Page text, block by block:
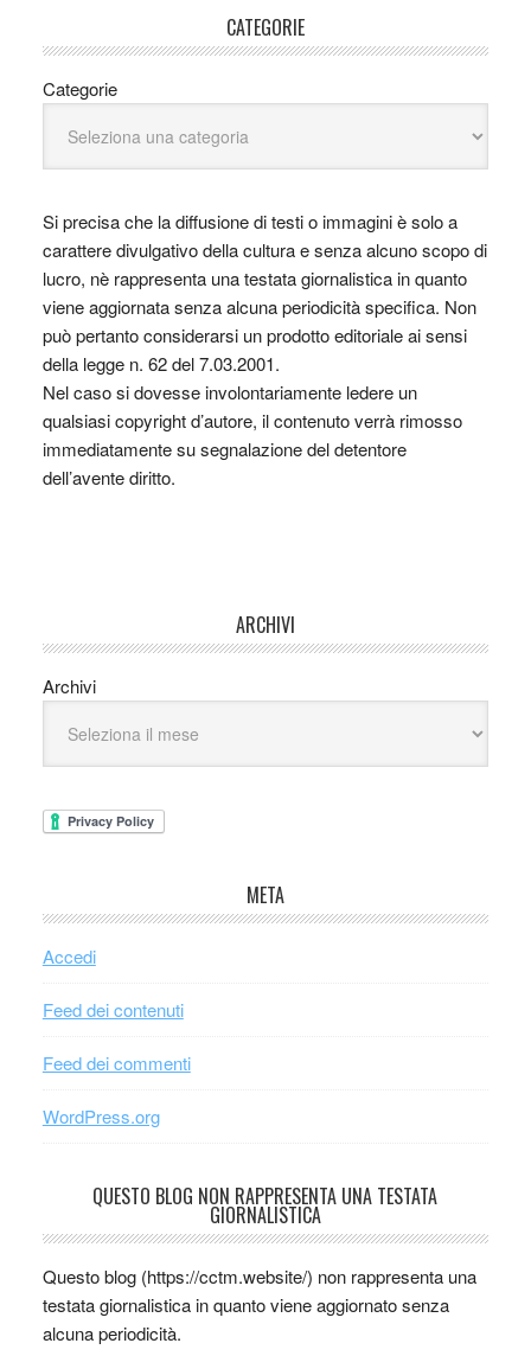
CATEGORIE
Categorie
Si precisa che la diffusione di testi o immagini è solo a
carattere divulgativo della cultura e senza alcuno scopo di
lucro, nè rappresenta una testata giornalistica in quanto
viene aggiornata senza alcuna periodicità specifica. Non
può pertanto considerarsi un prodotto editoriale ai sensi
della legge n. 62 del 7.03.2001.
Nel caso si dovesse involontariamente ledere un
qualsiasi copyright d’autore, il contenuto verrà rimosso
immediatamente su segnalazione del detentore
dell’avente diritto.
ARCHIVI
Archivi
META
Accedi
Feed dei contenuti
Feed dei commenti
WordPress.org
QUESTO BLOG NON RAPPRESENTA UNA TESTATA
GIORNALISTICA
Questo blog (https://cctm.website/) non rappresenta una
testata giornalistica in quanto viene aggiornato senza
alcuna periodicità.